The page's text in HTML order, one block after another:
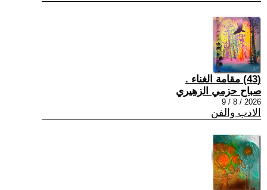
(43) مقامة الغناء .
صباح حزمي الزهيري
2026 / 8 / 9
الادب والفن